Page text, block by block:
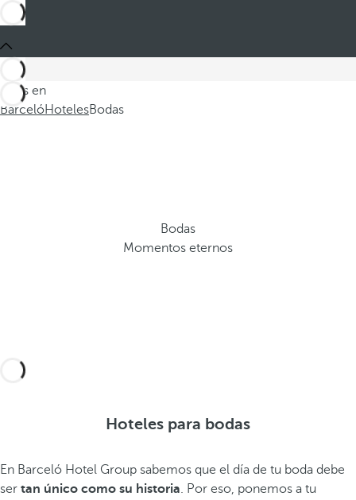
Estás en
BarcelóHotelesBodas
Bodas
Momentos eternos
Hoteles para bodas
En Barceló Hotel Group sabemos que el día de tu boda debe
ser tan único como su historia. Por eso, ponemos a tu